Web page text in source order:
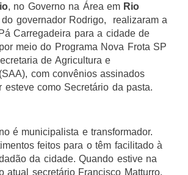
, no Governo na Área em Rio
governador Rodrigo, realizaram a
Carregadeira para a cidade de
meio do Programa Nova Frota SP
de Agricultura e
com convênios assinados
esteve como Secretário da pasta.
é municipalista e transformador.
feitos para o têm facilitado à
da cidade. Quando estive na
atual secretário Francisco Matturro,